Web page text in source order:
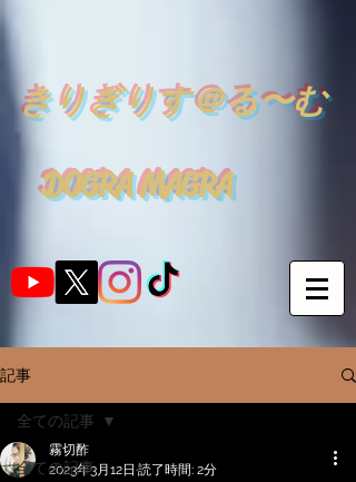
​きりぎりす＠る〜む
DOGRA MAGRA
記事
全ての記事
全ての記事
霧切酢
2023年3月12日 読了時間: 2分